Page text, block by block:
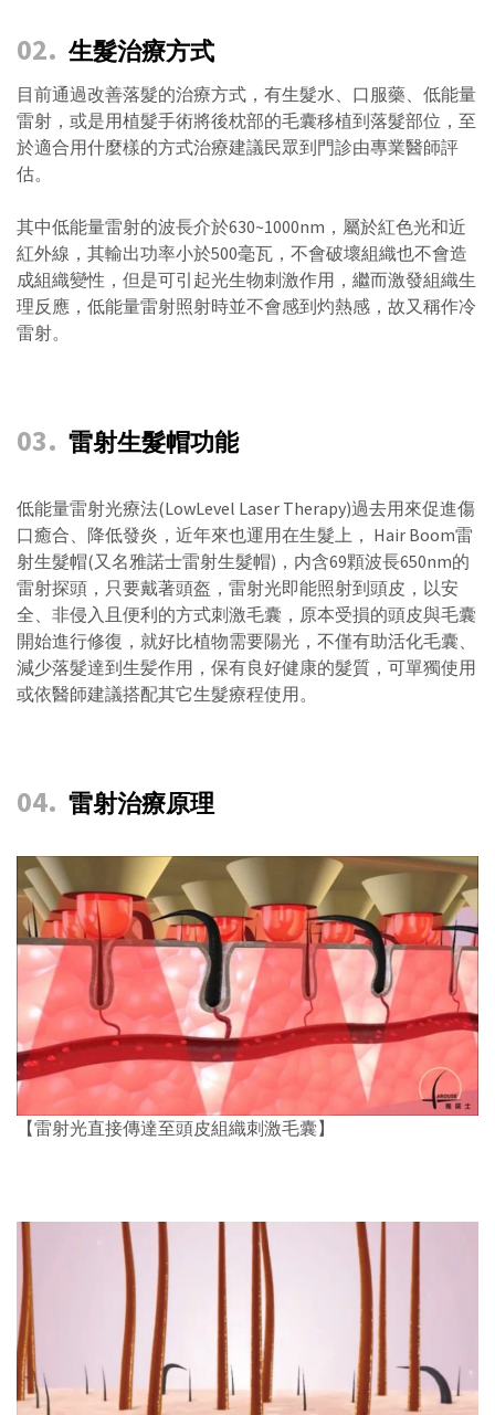
02. 生髮治療方式
目前通過改善落髮的治療方式，有生髮水、口服藥、低能量
雷射，或是用植髮手術將後枕部的毛囊移植到落髮部位，至
於適合用什麼樣的方式治療建議民眾到門診由專業醫師評
估。
其中低能量雷射的波長介於630~1000nm，屬於紅色光和近
紅外線，其輸出功率小於500毫瓦，不會破壞組織也不會造
成組織變性，但是可引起光生物刺激作用，繼而激發組織生
理反應，低能量雷射照射時並不會感到灼熱感，故又稱作冷
雷射。
03. 雷射生髮帽功能
低能量雷射光療法(LowLevel Laser Therapy)過去用來促進傷
口癒合、降低發炎，近年來也運用在生髮上， Hair Boom雷
射生髮帽(又名雅諾士雷射生髮帽)，内含69顆波長650nm的
雷射探頭，只要戴著頭盔，雷射光即能照射到頭皮，以安
全、非侵入且便利的方式刺激毛囊，原本受損的頭皮與毛囊
開始進行修復，就好比植物需要陽光，不僅有助活化毛囊、
減少落髮達到生髪作用，保有良好健康的髮質，可單獨使用
或依醫師建議搭配其它生髮療程使用。
04. 雷射治療原理
【雷射光直接傳達至頭皮組織刺激毛囊】